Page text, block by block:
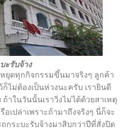
ะรับจ้าง
ทุกกิจกรรมขึ้นมาจริงๆ ลูกค้า
ไม่ต้องเป็นห่วงนะครับ เรายินดี
าในวันนั้นเราวิ่งไม่ได้ด้วยสาเหตุ
เปล่าเพราะถ้ามาถึงจริงๆ นี่ก็จะ
ถกระบะรับจ้างมาสิบกว่าปีที่สั่งปิด